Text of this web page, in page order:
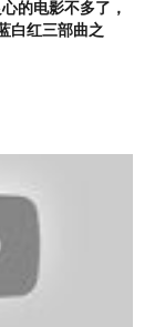
的电影不多了，
白红三部曲之